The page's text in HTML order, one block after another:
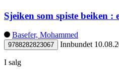
Sjeiken som spiste beiken :
Basefer, Mohammed
9788282823067 Innbundet
I salg